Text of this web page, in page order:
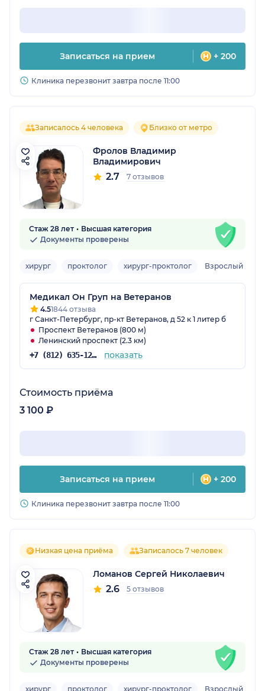
Записаться на прием + 200
Клиника перезвонит завтра после 11:00
Записалось 4 человека Близко от метро
Фролов Владимир
Владимирович
2.7 7 отзывов
Стаж 28 лет
Высшая категория
Документы проверены
хирург проктолог хирург-проктолог Взрослый
Медикал Он Груп на Ветеранов
4.51844 отзыва
г Санкт-Петербург, пр-кт Ветеранов, д 52 к 1 литер б
Проспект Ветеранов (800 м)
Ленинский проспект (2.3 км)
+7 (812) 635-12-29 показать
Стоимость приёма
3 100 ₽
Записаться на прием + 200
Клиника перезвонит завтра после 11:00
Низкая цена приёма Записалось 7 человек
Ломанов Сергей Николаевич
2.6 5 отзывов
Стаж 28 лет
Высшая категория
Документы проверены
хирург проктолог хирург-проктолог Взрослый